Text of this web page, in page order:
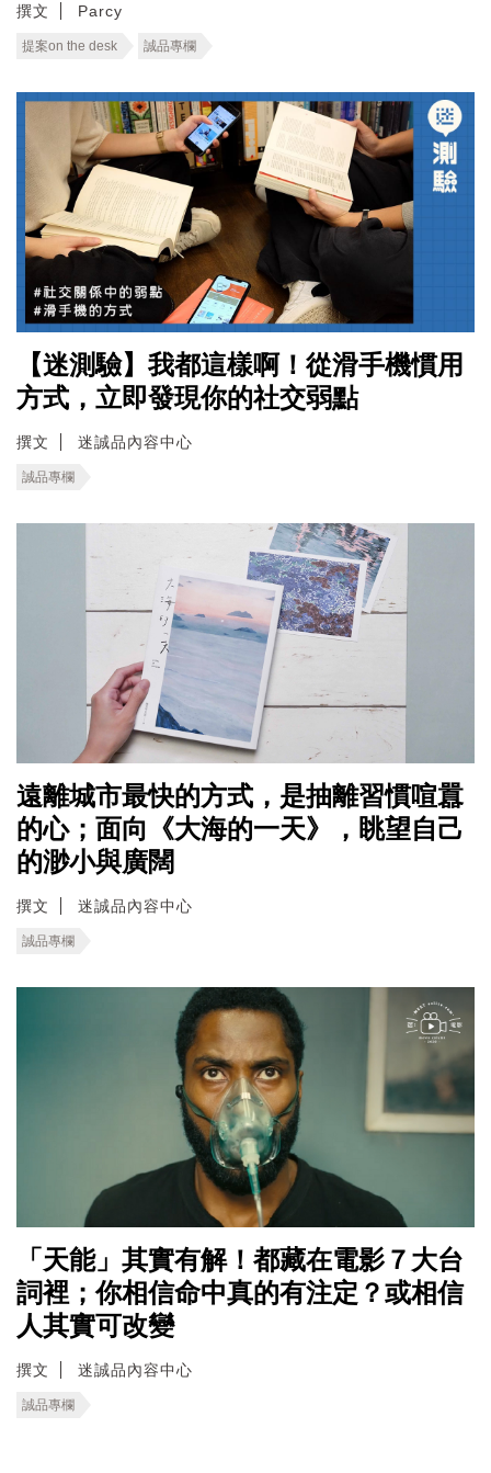
撰文 Parcy
提案on the desk 誠品專欄
【迷測驗】我都這樣啊！從滑手機慣用
方式，立即發現你的社交弱點
撰文 迷誠品內容中心
誠品專欄
遠離城市最快的方式，是抽離習慣喧囂
的心；面向《大海的一天》，眺望自己
的渺小與廣闊
撰文 迷誠品內容中心
誠品專欄
「天能」其實有解！都藏在電影７大台
詞裡；你相信命中真的有注定？或相信
人其實可改變
撰文 迷誠品內容中心
誠品專欄